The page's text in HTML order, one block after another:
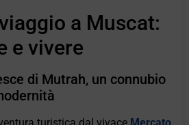
a Muscat:
e vivere
di Mutrah, un connubio